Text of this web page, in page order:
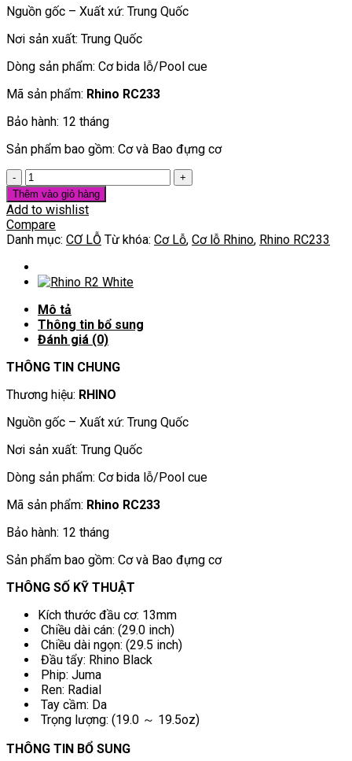
Nguồn gốc – Xuất xứ: Trung Quốc
Nơi sản xuất: Trung Quốc
Dòng sản phẩm: Cơ bida lỗ/Pool cue
Mã sản phẩm: Rhino RC233
Bảo hành: 12 tháng
Sản phẩm bao gồm: Cơ và Bao đựng cơ
Cơ
Rhino
RC233
số
lượng
Thêm vào giỏ hàng
Add to wishlist
Compare
Danh mục: CƠ LỖ Từ khóa: Cơ Lỗ, Cơ lỗ Rhino, Rhino RC233
Mô tả
Thông tin bổ sung
Đánh giá (0)
THÔNG TIN CHUNG
Thương hiệu: RHINO
Nguồn gốc – Xuất xứ: Trung Quốc
Nơi sản xuất: Trung Quốc
Dòng sản phẩm: Cơ bida lỗ/Pool cue
Mã sản phẩm: Rhino RC233
Bảo hành: 12 tháng
Sản phẩm bao gồm: Cơ và Bao đựng cơ
THÔNG SỐ KỸ THUẬT
Kích thước đầu cơ: 13mm
Chiều dài cán: (29.0 inch)
Chiều dài ngọn: (29.5 inch)
Đầu tẩy: Rhino Black
Phip: Juma
Ren: Radial
Tay cầm: Da
Trọng lượng: (19.0 ～ 19.5oz)
THÔNG TIN BỔ SUNG